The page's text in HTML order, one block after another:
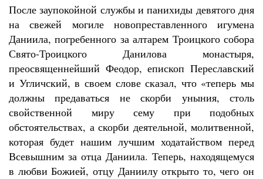
После заупокойной службы и панихиды девятого дня
на свежей могиле новопреставленного игумена
Даниила, погребенного за алтарем Троицкого собора
Свято-Троицкого Данилова монастыря,
преосвященнейший Феодор, епископ Переславский
и Угличский, в своем слове сказал, что «теперь мы
должны предаваться не скорби уныния, столь
свойственной миру сему при подобных
обстоятельствах, а скорби деятельной, молитвенной,
которая будет нашим лучшим ходатайством перед
Всевышним за отца Даниила. Теперь, находящемуся
в любви Божией, отцу Даниилу открыто то, чего он